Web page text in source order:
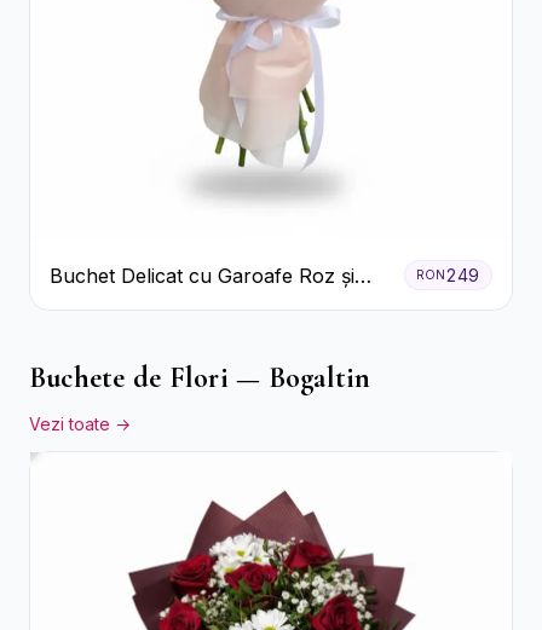
Buchet Delicat cu Garoafe Roz și
Crizanteme Albe
RON 249
Buchete de Flori — Bogaltin
Vezi toate →